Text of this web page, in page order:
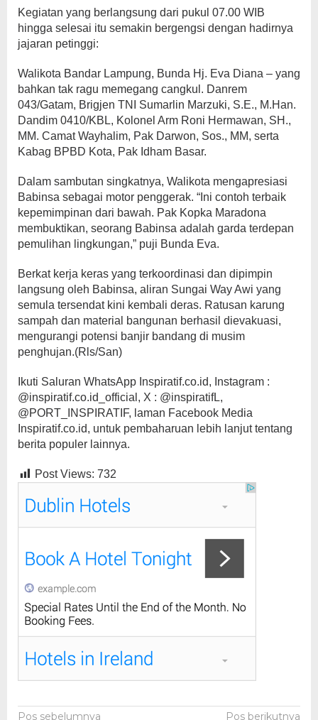
Kegiatan yang berlangsung dari pukul 07.00 WIB
hingga selesai itu semakin bergengsi dengan hadirnya
jajaran petinggi:
Walikota Bandar Lampung, Bunda Hj. Eva Diana – yang
bahkan tak ragu memegang cangkul. Danrem
043/Gatam, Brigjen TNI Sumarlin Marzuki, S.E., M.Han.
Dandim 0410/KBL, Kolonel Arm Roni Hermawan, SH.,
MM. Camat Wayhalim, Pak Darwon, Sos., MM, serta
Kabag BPBD Kota, Pak Idham Basar.
Dalam sambutan singkatnya, Walikota mengapresiasi
Babinsa sebagai motor penggerak. “Ini contoh terbaik
kepemimpinan dari bawah. Pak Kopka Maradona
membuktikan, seorang Babinsa adalah garda terdepan
pemulihan lingkungan,” puji Bunda Eva.
Berkat kerja keras yang terkoordinasi dan dipimpin
langsung oleh Babinsa, aliran Sungai Way Awi yang
semula tersendat kini kembali deras. Ratusan karung
sampah dan material bangunan berhasil dievakuasi,
mengurangi potensi banjir bandang di musim
penghujan.(Rls/San)
Ikuti Saluran WhatsApp Inspiratif.co.id, Instagram :
@inspiratif.co.id_official, X : @inspiratifL,
@PORT_INSPIRATIF, laman Facebook Media
Inspiratif.co.id, untuk pembaharuan lebih lanjut tentang
berita populer lainnya.
Post Views: 732
Pos sebelumnya Pos berikutnya